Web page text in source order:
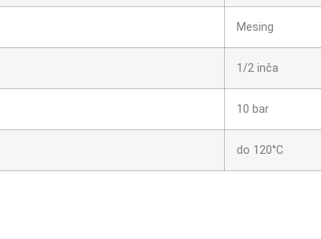
Mesing
1/2 inča
10 bar
do 120°C